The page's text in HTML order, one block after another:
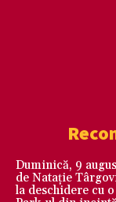
Duminică, 9
de Natație
la deschidere cu